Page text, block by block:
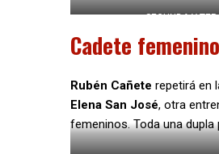
SEGUNDA Y
Cadete femenino
Rubén Cañete repetirá en
Elena San José, otra
femeninos. Toda una